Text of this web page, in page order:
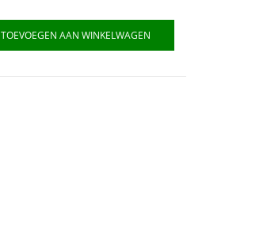
TOEVOEGEN AAN WINKELWAGEN